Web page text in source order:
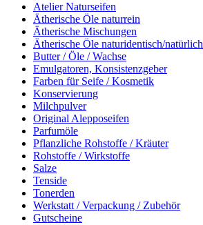
Atelier Naturseifen
Ätherische Öle naturrein
Ätherische Mischungen
Ätherische Öle naturidentisch/natürlich
Butter / Öle / Wachse
Emulgatoren, Konsistenzgeber
Farben für Seife / Kosmetik
Konservierung
Milchpulver
Original Alepposeifen
Parfumöle
Pflanzliche Rohstoffe / Kräuter
Rohstoffe / Wirkstoffe
Salze
Tenside
Tonerden
Werkstatt / Verpackung / Zubehör
Gutscheine